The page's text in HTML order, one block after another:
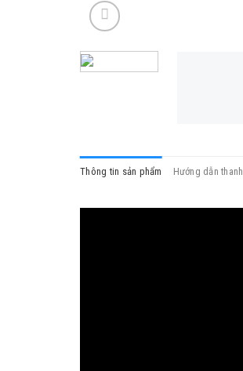
Thông tin sản phẩm Hướng dẫn